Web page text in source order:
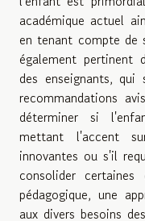
académique actuel
en tenant compte
également pertinent
des enseignants,
recommandations
déterminer si
mettant l'accent
innovantes ou s'il
consolider certaines
pédagogique, une
aux divers besoins